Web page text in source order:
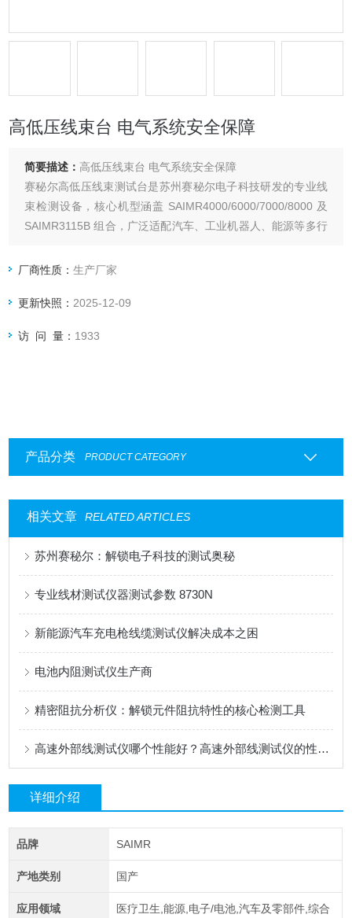
高低压线束台 电气系统安全保障
简要描述： 高低压线束台 电气系统安全保障
赛秘尔高低压线束测试台是苏州赛秘尔电子科技研发的专业线
束检测设备，核心机型涵盖 SAIMR4000/6000/7000/8000 及
SAIMR3115B 组合，广泛适配汽车、工业机器人、能源等多行
厂商性质：生产厂家
更新快照： 2025-12-09
访 问 量： 1933
产品分类 PRODUCT CATEGORY
相关文章 RELATED ARTICLES
苏州赛秘尔：解锁电子科技的测试奥秘
专业线材测试仪器测试参数 8730N
新能源汽车充电枪线缆测试仪解决成本之困
电池内阻测试仪生产商
精密阻抗分析仪：解锁元件阻抗特性的核心检测工具
高速外部线测试仪哪个性能好？高速外部线测试仪的性价比与多维度功能解析
详细介绍
品牌 SAIMR
产地类别 国产
应用领域 医疗卫生,能源,电子/电池,汽车及零部件,综合